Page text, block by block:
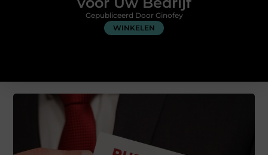
WINKELEN
Gepubliceerd Door Ginofey